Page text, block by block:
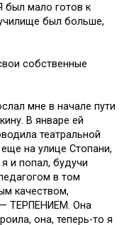
был мало готов к
был больше,
собственные
мне в начале пути
В январе ей
театральной
на улице Стопани,
и попал, будучи
в том
качеством,
ТЕРПЕНИЕМ. Она
она, теперь-то я